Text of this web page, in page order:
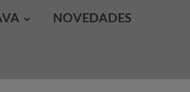
NOVEDADES